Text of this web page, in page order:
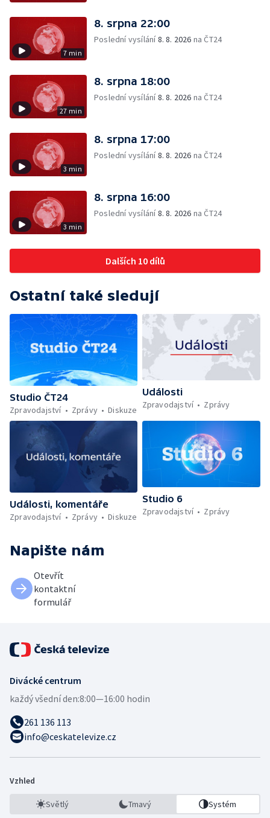
7 min
8. srpna 22:00
Poslední vysílání8. 8. 2026 na ČT24
27 min
8. srpna 18:00
Poslední vysílání8. 8. 2026 na ČT24
3 min
8. srpna 17:00
Poslední vysílání8. 8. 2026 na ČT24
3 min
8. srpna 16:00
Poslední vysílání8. 8. 2026 na ČT24
Dalších 10 dílů
Ostatní také sledují
Studio ČT24
Zpravodajství
Zprávy Diskuze
Události
Zpravodajství
Zprávy
Události, komentáře
Zpravodajství
Zprávy Diskuze
Studio 6
Zpravodajství
Zprávy
Napište nám
Otevřít
kontaktní
formulář
Divácké centrum
každý všední den:8:00—16:00 hodin
261 136 113
info@ceskatelevize.cz
Vzhled
Světlý Tmavý Systém